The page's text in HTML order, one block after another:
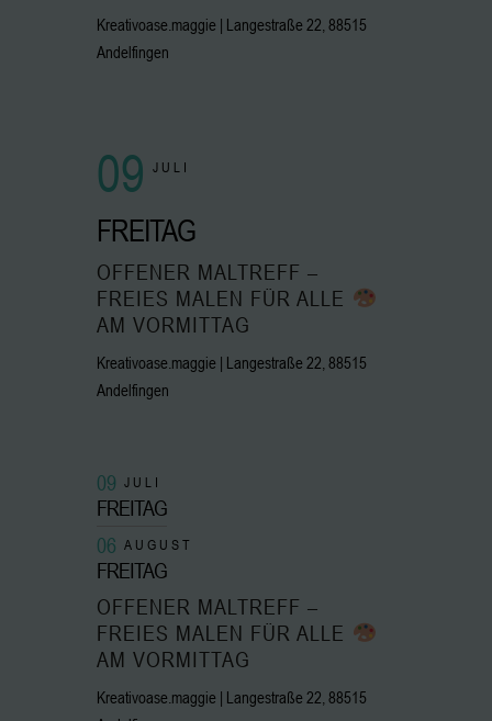
Kreativoase.maggie | Langestraße 22, 88515
Andelfingen
09 JULI
FREITAG
OFFENER MALTREFF –
FREIES MALEN FÜR ALLE
AM VORMITTAG
Kreativoase.maggie | Langestraße 22, 88515
Andelfingen
09 JULI
FREITAG
06 AUGUST
FREITAG
OFFENER MALTREFF –
FREIES MALEN FÜR ALLE
AM VORMITTAG
Kreativoase.maggie | Langestraße 22, 88515